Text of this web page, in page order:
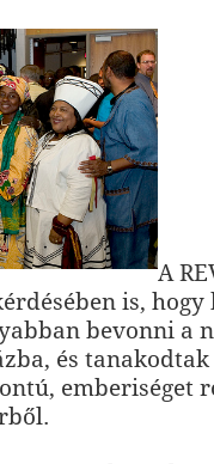
A
is, hogy
bevonni a
és
emberiséget